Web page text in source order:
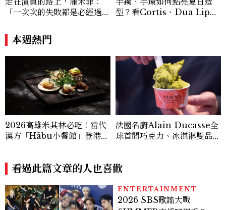
「一次次的失敗都是必經過
能做得好。」
型？看Cortis、Dua Lip的
本週熱門
2026高雄米其林必吃！當代
漢方「Hābu小餐館」登港
法國名廚Alain Ducasse全
球首間巧克力、冰淇淋雙品牌
看過此篇文章的人也喜歡
ENTERTAINMENT
2026 SBS歌謠大戰